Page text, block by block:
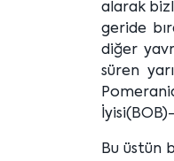
alarak
geride
diğer
süren
Bu üstün